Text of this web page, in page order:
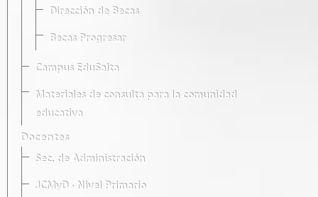
Dirección de Becas
Becas Progresar
Campus EduSalta
Materiales de consulta para la comunidad
educativa
Docentes
Sec. de Administración
JCMyD · Nivel Primario